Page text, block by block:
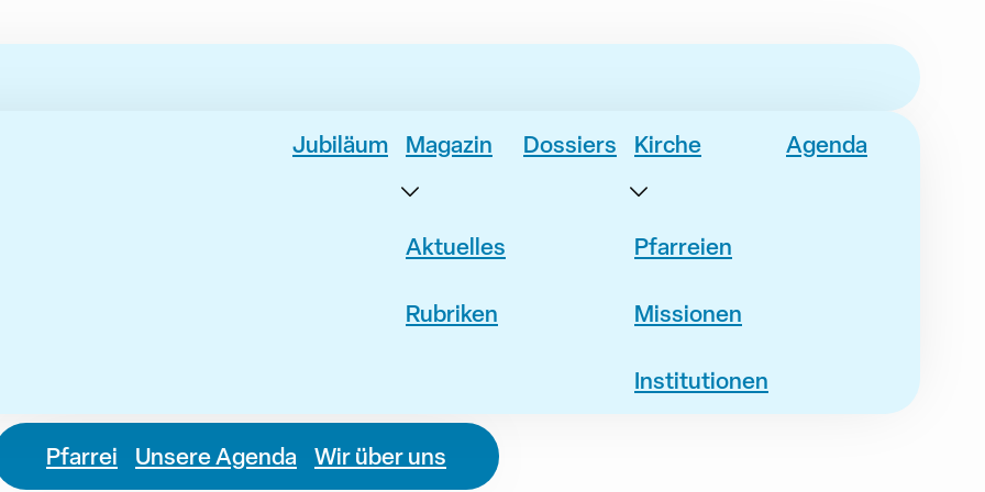
Jubiläum Magazin
Aktuelles
Rubriken
Dossiers Kirche
Pfarreien
Missionen
Institutionen
Agenda
Pfarrei Unsere Agenda Wir über uns